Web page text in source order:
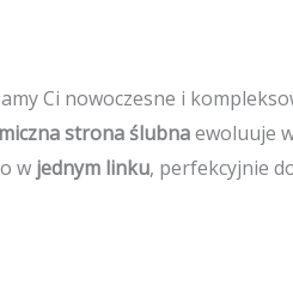
Ci nowoczesne i
strona ślubnaewoluuje
w jednym linku, perfekcyjnie